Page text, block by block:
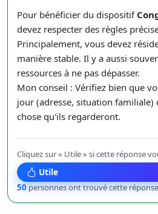
Pour bénéficier du dispositif
devez respecter des règles
Principalement, vous devez
manière stable. Il y a aussi
ressources à ne pas dépasser.
Mon conseil : Vérifiez bien que
jour (adresse, situation familiale)
chose qu'ils regarderont.
Cliquez sur « Utile » si cette réponse
Utile
50personnes ont trouvé cette